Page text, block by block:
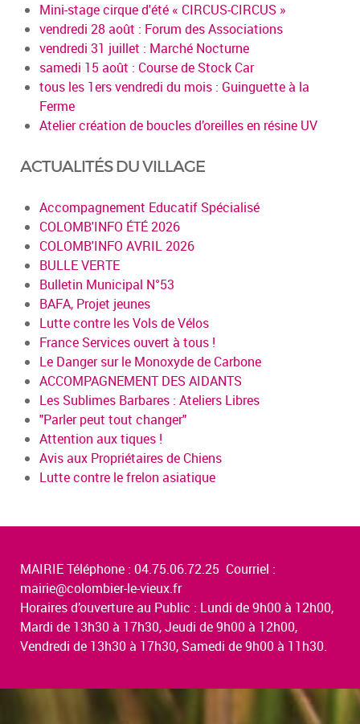
Mini-stage cirque d'été « CIRCUS-CIRCUS »
vendredi 28 août : Forum des Associations
vendredi 31 juillet : Marché Nocturne
samedi 15 août : Course de Stock Car
tous les 1ers vendredi du mois : Guinguette à la
Ferme
Atelier création de boucles d’oreilles en résine UV
ACTUALITÉS DU VILLAGE
Accompagnement Educatif Spécialisé
COLOMB'INFO ÉTÉ 2026
COLOMB'INFO AVRIL 2026
BULLE VERTE
Bulletin Municipal N°53
BAFA, Projet jeunes
Lutte contre les Vols de Vélos
France Services ouvert à tous !
Le Danger sur le Monoxyde de Carbone
ACCOMPAGNEMENT DES AIDANTS
Les Sublimes Barbares : Ateliers Libres
"Parler peut tout changer"
Attention aux tiques !
Avis aux Propriétaires de Chiens
Lutte contre le frelon asiatique
MAIRIE Téléphone : 04.75.06.72.25 Courriel :
mairie@colombier-le-vieux.fr
Horaires d’ouverture au Public : Lundi de 9h00 à 12h00,
Mardi de 13h30 à 17h30, Jeudi de 9h00 à 12h00,
Vendredi de 13h30 à 17h30, Samedi de 9h00 à 11h30.